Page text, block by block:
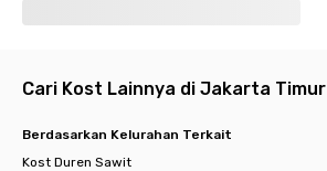
Cari Kost Lainnya di Jakarta Timur
Berdasarkan Kelurahan Terkait
Kost Duren Sawit